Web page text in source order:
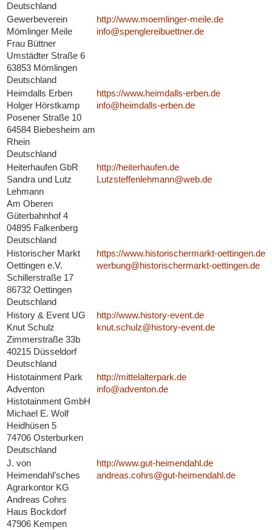
Deutschland
Gewerbeverein
Mömlinger Meile
Frau Büttner
Umstädter Straße 6
63853 Mömlingen
Deutschland
http://www.moemlinger-meile.de
info@spenglereibuettner.de
Heimdalls Erben
Holger Hörstkamp
Posener Straße 10
64584 Biebesheim am
Rhein
Deutschland
https://www.heimdalls-erben.de
info@heimdalls-erben.de
Heiterhaufen GbR
Sandra und Lutz
Lehmann
Am Oberen
Güterbahnhof 4
04895 Falkenberg
Deutschland
http://heiterhaufen.de
Lutzsteffenlehmann@web.de
Historischer Markt
Oettingen e.V.
Schillerstraße 17
86732 Oettingen
Deutschland
https://www.historischermarkt-oettingen.de
werbung@historischermarkt-oettingen.de
History & Event UG
Knut Schulz
Zimmerstraße 33b
40215 Düsseldorf
Deutschland
http://www.history-event.de
knut.schulz@history-event.de
Histotainment Park
Adventon
Histotainment GmbH
Michael E. Wolf
Heidhüsen 5
74706 Osterburken
Deutschland
http://mittelalterpark.de
info@adventon.de
J. von
Heimendahl’sches
Agrarkontor KG
Andreas Cohrs
Haus Bockdorf
47906 Kempen
http://www.gut-heimendahl.de
andreas.cohrs@gut-heimendahl.de